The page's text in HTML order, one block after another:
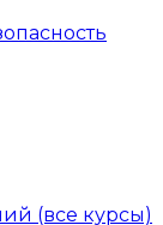
(все курсы)